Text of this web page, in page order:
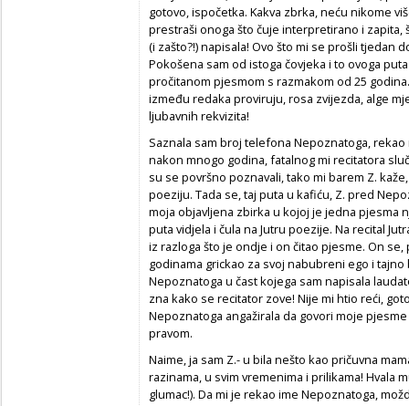
gotovo, ispočetka. Kakva zbrka, neću nikome
prestraši onoga što čuje interpretirano i zapita,
(i zašto?!) napisala! Ovo što mi se prošli
Pokošena sam od istoga čovjeka i to ovoga
pročitanom pjesmom s razmakom od 25
između redaka proviruju, rosa zvijezda, alge
ljubavnih rekvizita!
Saznala sam broj telefona Nepoznatoga ,
nakon mnogo godina, fatalnog mi recitatora
su se površno poznavali, tako mi barem Z.
poeziju. Tada se, taj puta u kafiću, Z. pred
moja objavljena zbirka u kojoj je jedna pjesma
puta vidjela i čula na Jutru poezije. Na recital
iz razloga što je ondje i on čitao pjesme. On
godinama grickao za svoj nabubreni ego i
Nepoznatoga u čast kojega sam napisala
zna kako se recitator zove! Nije mi htio reći,
Nepoznatoga angažirala da govori moje
pravom.
Naime, ja sam Z.- u bila nešto kao pričuvna
razinama, u svim vremenima i prilikama! Hvala
glumac!). Da mi je rekao ime Nepoznatoga,